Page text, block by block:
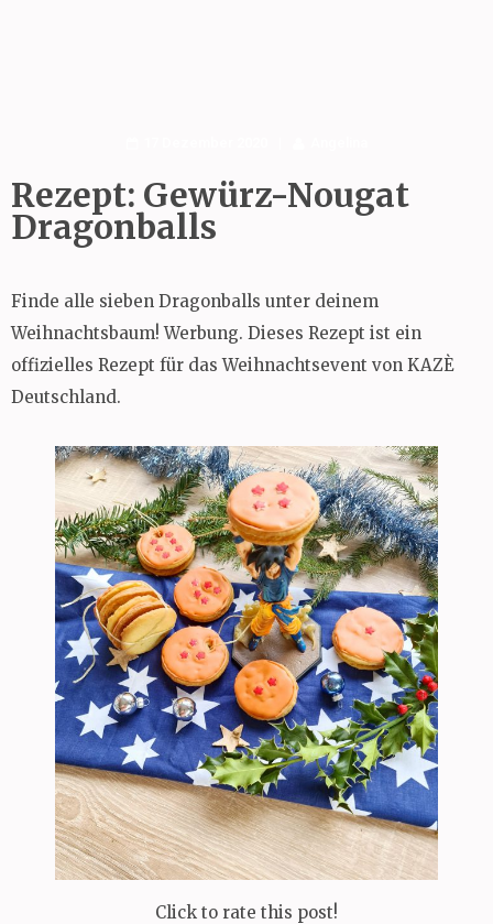
Rezept: Gewürz-Nougat
Dragonballs
Finde alle sieben Dragonballs unter deinem
Weihnachtsbaum! Werbung. Dieses Rezept ist ein
offizielles Rezept für das Weihnachtsevent von KAZÈ
Deutschland.
Click to rate this post!